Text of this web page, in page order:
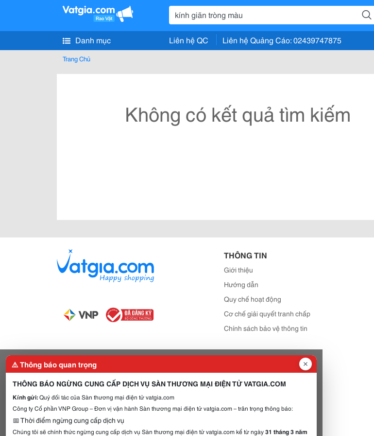
Danh mục Liên hệ QC Liên hệ Quảng Cáo: 02439747875
Trang Chủ
Không có kết quả tìm kiếm
THÔNG TIN
Giới thiệu
Hướng dẫn
Quy chế hoạt động
Cơ chế giải quyết tranh chấp
Chính sách bảo vệ thông tin
⚠️ Thông báo quan trọng
THÔNG BÁO NGỪNG CUNG CẤP DỊCH VỤ SÀN THƯƠNG MẠI ĐIỆN TỬ VATGIA.COM
Kính gửi:Quý đối tác của Sàn thương mại điện tử vatgia.com
Công ty Cổ phần VNP Group – Đơn vị vận hành Sàn thương mại điện tử vatgia.com – trân trọng thông báo:
📅 Thời điểm ngừng cung cấp dịch vụ
Chúng tôi sẽ chính thức ngừng cung cấp dịch vụ Sàn thương mại điện tử vatgia.com kể từ ngày31 tháng 3 năm